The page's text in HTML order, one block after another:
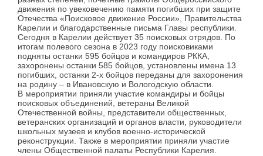
движения по увековечению памяти погибших при защите
Отечества «Поисковое движение России», Правительства
Карелии и благодарственные письма Главы республики.
Сегодня в Карелии действует 35 поисковых отрядов. По
итогам полевого сезона в 2023 году поисковиками
подняты останки 595 бойцов и командиров РККА,
захоронены останки 585 бойцов, установлены имена 13
погибших, останки 2-х бойцов переданы для захоронения
на родину – в Ивановскую и Вологодскую области.
В мероприятии приняли участие командиры и бойцы
поисковых объединений, ветераны Великой
Отечественной войны, представители общественных,
ветеранских организаций и органов власти, руководители
школьных музеев и клубов военно-исторической
реконструкции. Также в мероприятии приняли участие
члены Общественной палаты Республики Карелия.